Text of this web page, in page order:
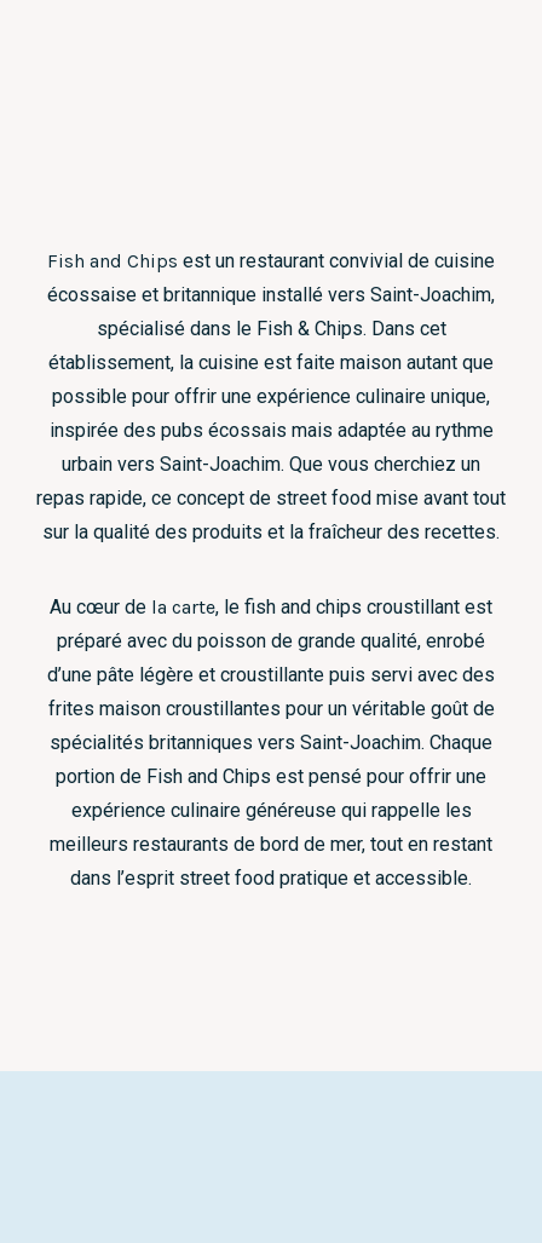
Fish and Chips est un restaurant convivial de cuisine
écossaise et britannique installé vers Saint-Joachim,
spécialisé dans le Fish & Chips. Dans cet
établissement, la cuisine est faite maison autant que
possible pour offrir une expérience culinaire unique,
inspirée des pubs écossais mais adaptée au rythme
urbain vers Saint-Joachim. Que vous cherchiez un
repas rapide, ce concept de street food mise avant tout
sur la qualité des produits et la fraîcheur des recettes.
Au cœur de la carte, le fish and chips croustillant est
préparé avec du poisson de grande qualité, enrobé
d’une pâte légère et croustillante puis servi avec des
frites maison croustillantes pour un véritable goût de
spécialités britanniques vers Saint-Joachim. Chaque
portion de Fish and Chips est pensé pour offrir une
expérience culinaire généreuse qui rappelle les
meilleurs restaurants de bord de mer, tout en restant
dans l’esprit street food pratique et accessible.